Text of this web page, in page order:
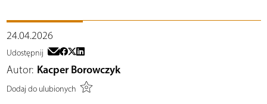
24.04.2026
Udostępnij
Autor: Kacper Borowczyk
Dodaj do ulubionych